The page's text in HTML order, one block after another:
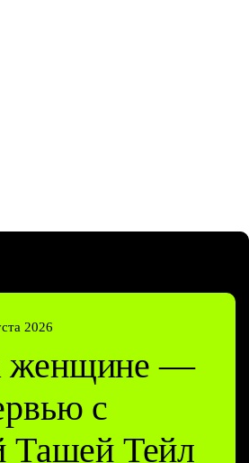
2026
женщине —
с
Ташей Тейл